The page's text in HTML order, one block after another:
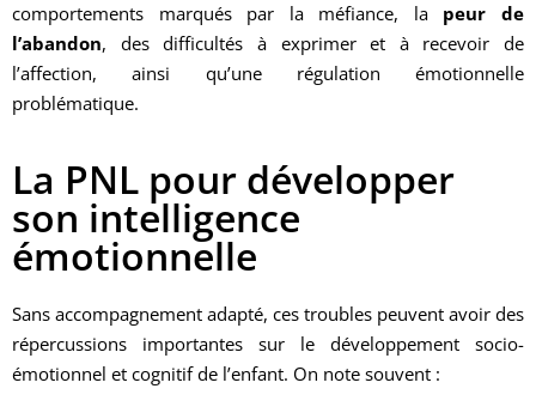
comportements marqués par la méfiance, la peur de
l’abandon, des difficultés à exprimer et à recevoir de
l’affection, ainsi qu’une régulation émotionnelle
problématique.
La PNL pour développer
son intelligence
émotionnelle
Sans accompagnement adapté, ces troubles peuvent avoir des
répercussions importantes sur le développement socio-
émotionnel et cognitif de l’enfant. On note souvent :